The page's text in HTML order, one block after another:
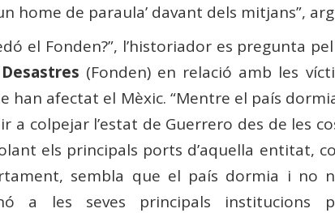
home de paraula’ davant dels mitjans”,
el Fonden?”, l’historiador es pregunta
(Fonden) en relació amb les
han afectat el Mèxic. “Mentre el país
a colpejar l’estat de Guerrero des de les
els principals ports d’aquella entitat,
sembla que el país dormia i no
a les seves principals institucions